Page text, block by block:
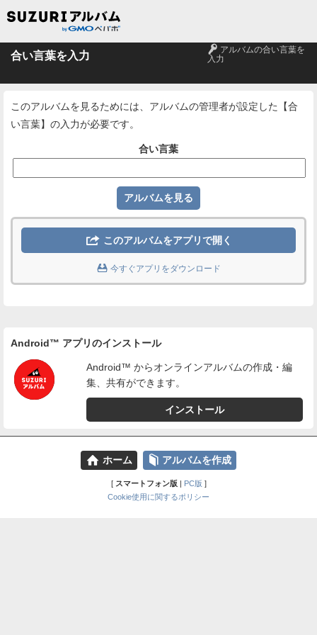
合い言葉を入力 🔑 アルバムの合い言葉を
入力
このアルバムを見るためには、アルバムの管理者が設定した【合
い言葉】の入力が必要です。
合い言葉
 このアルバムをアプリで開く
 今すぐアプリをダウンロード
Android™ アプリのインストール
Android™ からオンラインアルバムの作成・編
集、共有ができます。
インストール
⌂ ホーム 📕 アルバムを作成
[ スマートフォン版| PC版 ]
Cookie使用に関するポリシー